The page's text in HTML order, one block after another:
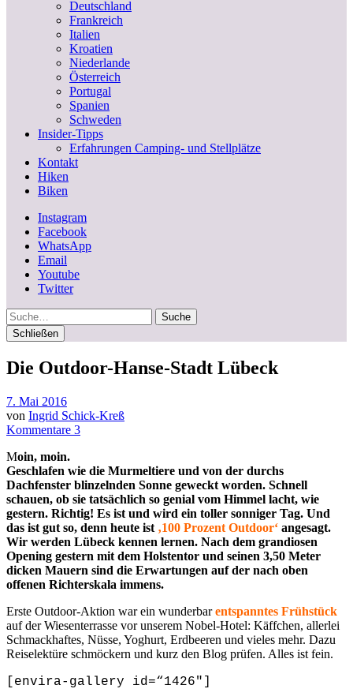
Deutschland
Frankreich
Italien
Kroatien
Niederlande
Österreich
Portugal
Spanien
Schweden
Insider-Tipps
Erfahrungen Camping- und Stellplätze
Kontakt
Hiken
Biken
Instagram
Facebook
WhatsApp
Email
Youtube
Twitter
Suche
Schließen
Die Outdoor-Hanse-Stadt Lübeck
7. Mai 2016
von Ingrid Schick-Kreß
Kommentare 3
Moin, moin.
Geschlafen wie die Murmeltiere und von der durchs
Dachfenster blinzelnden Sonne geweckt worden. Schnell
schauen, ob sie tatsächlich so genial vom Himmel lacht, wie
gestern. Richtig! Es ist und wird ein toller sonniger Tag. Und
das ist gut so, denn heute ist ‚100 Prozent Outdoor‘ angesagt.
Wir werden Lübeck kennen lernen. Nach dem grandiosen
Opening gestern mit dem Holstentor und seinen 3,50 Meter
dicken Mauern sind die Erwartungen auf der nach oben
offenen Richterskala immens.
Erste Outdoor-Aktion war ein wunderbarentspanntes Frühstück
auf der Wiesenterrasse vor unserem Nobel-Hotel: Käffchen, allerlei
Schmackhaftes, Nüsse, Yoghurt, Erdbeeren und vieles mehr. Dazu
Reiselektüre schmöckern und kurz den Blog prüfen. Alles ist fein.
[envira-gallery id=“1426″]